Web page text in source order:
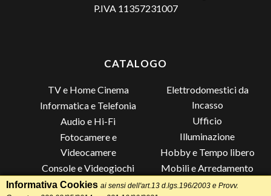
P.IVA 11357231007
CATALOGO
TV e Home Cinema
Informatica e Telefonia
Audio e Hi-Fi
Fotocamere e
Videocamere
Console e Videogiochi
Piccoli Elettrodomestici
Elettrodomestici da
Incasso
Ufficio
Illuminazione
Hobby e Tempo libero
Mobili e Arredamento
Lista di Nozze
Informativa Cookies ai sensi dell'art.13 d.lgs.196/2003 e Provv.